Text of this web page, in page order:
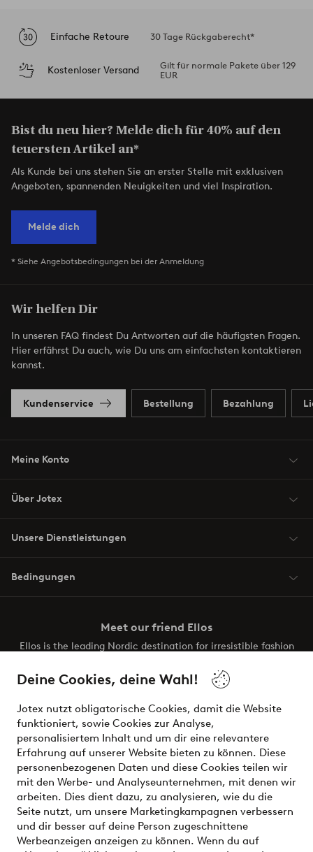
Deine Cookies, deine Wahl!
Jotex nutzt obligatorische Cookies, damit die Website
funktioniert, sowie Cookies zur Analyse,
personalisiertem Inhalt und um dir eine relevantere
Erfahrung auf unserer Website bieten zu können. Diese
personenbezogenen Daten und diese Cookies teilen wir
mit den Werbe- und Analyseunternehmen, mit denen wir
arbeiten. Dies dient dazu, zu analysieren, wie du die
Seite nutzt, um unsere Marketingkampagnen verbessern
und dir besser auf deine Person zugeschnittene
Werbeanzeigen anzeigen zu können. Wenn du auf
Einfache Retoure 30 Tage Rückgaberecht*
Kostenloser Versand
Gilt für normale Pakete über 129
EUR
Bist du neu hier? Melde dich für 40% auf den
teuersten Artikel an*
Als Kunde bei uns stehen Sie an erster Stelle mit exklusiven
Angeboten, spannenden Neuigkeiten und viel Inspiration.
Melde dich
* Siehe Angebotsbedingungen bei der Anmeldung
Wir helfen Dir
In unseren FAQ findest Du Antworten auf die häufigsten Fragen.
Hier erfährst Du auch, wie Du uns am einfachsten kontaktieren
kannst.
Kundenservice Bestellung Bezahlung
Meine Konto
Über Jotex
Unsere Dienstleistungen
Bedingungen
Meet our friend Ellos
Ellos is the leading Nordic destination for irresistible fashion
the latest trends, curated to make finding your next look
effortless. It’s all here.
Visit Ellos
Sichere Zahlungen - Jetzt bezahlen oder aufteilen
Möchtest du mehr über unsere
Zahlungsmöglichkeitenerfahren?